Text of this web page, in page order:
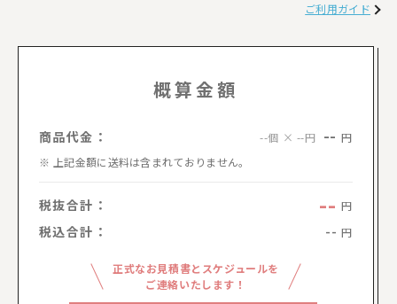
ご利用ガイド
概算金額
商品代金： --個 × --円 -- 円
上記金額に送料は含まれておりません。
税抜合計： -- 円
税込合計： -- 円
正式なお見積書とスケジュールを
ご連絡いたします！